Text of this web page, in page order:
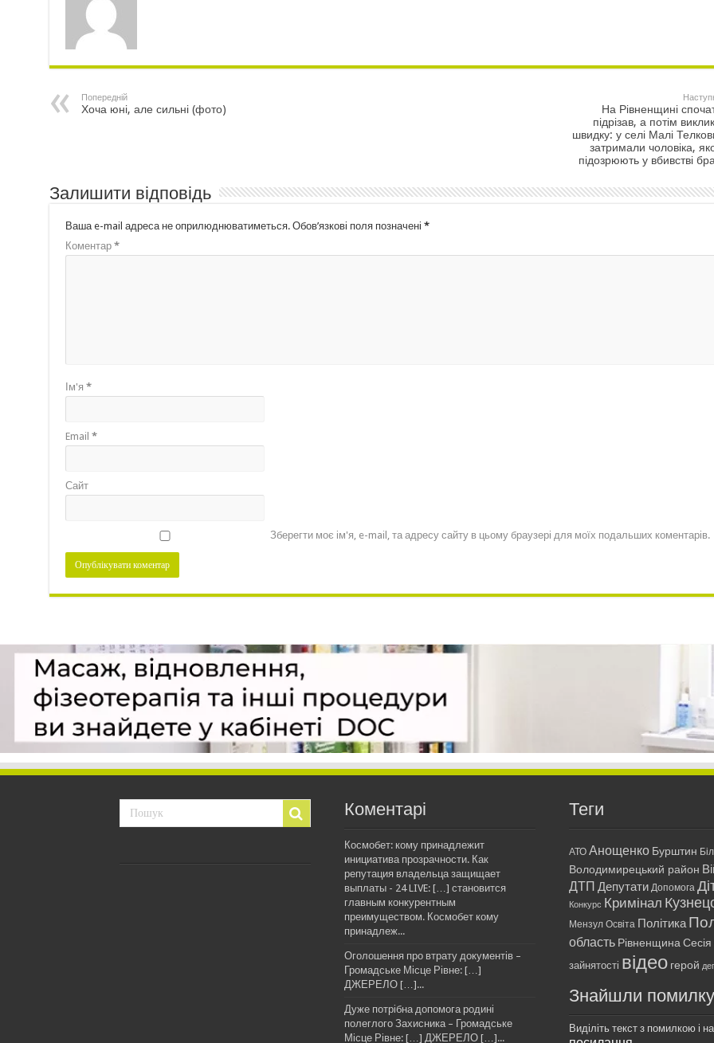
Попередній
Хоча юні, але сильні (фото)
На Рівненщині
підрізав, а потім
швидку: у селі Малі
затримали чоловіка,
підозрюють у вбивстві
Залишити відповідь
Ваша e-mail адреса не оприлюднюватиметься. Обов’язкові поля позначені *
Коментар *
Ім'я *
Email *
Сайт
Зберегти моє ім'я, e-mail, та адресу сайту в цьому браузері для моїх подальших коментарів.
Коментарі
Космобет: кому принадлежит
инициатива прозрачности. Как
репутация владельца защищает
выплаты - 24 LIVE: […] становится
главным конкурентным
преимуществом. Космобет кому
принадлеж...
Оголошення про втрату документів –
Громадське Місце Рівне: […]
ДЖЕРЕЛО […]...
Дуже потрібна допомога родині
полеглого Захисника – Громадське
Місце Рівне: […] ДЖЕРЕЛО […]...
Теги
АТО Анощенко Бурштин
Володимирецький район
ДТП Депутати Допомога
Конкурс Кримінал
Мензул Освіта Політика
область Рівненщина Сесія
зайнятості відео герой
Знайшли
Виділіть текст з помилкою і